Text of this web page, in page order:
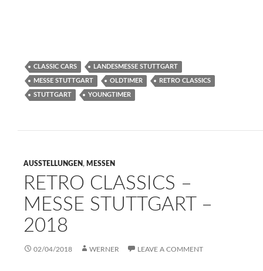
CLASSIC CARS LANDESMESSE STUTTGART
MESSE STUTTGART OLDTIMER RETRO CLASSICS
STUTTGART YOUNGTIMER
AUSSTELLUNGEN, MESSEN
RETRO CLASSICS –
MESSE STUTTGART –
2018
02/04/2018 WERNER LEAVE A COMMENT